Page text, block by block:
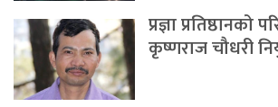
प्रज्ञा प्रतिष्ठानको
कृष्णराज चौधरी